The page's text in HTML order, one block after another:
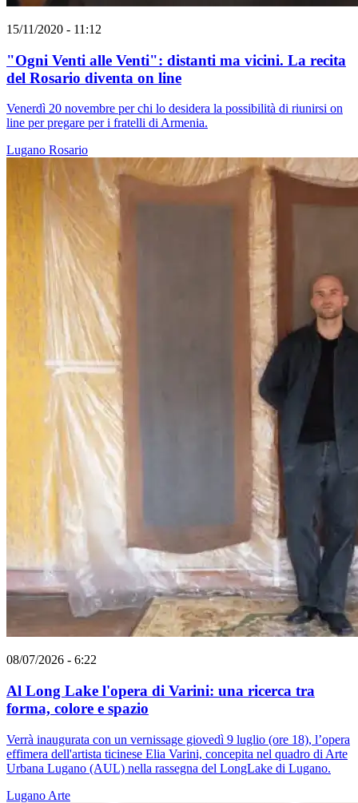
15/11/2020 - 11:12
"Ogni Venti alle Venti": distanti ma vicini. La recita
del Rosario diventa on line
Venerdì 20 novembre per chi lo desidera la possibilità di riunirsi on
line per pregare per i fratelli di Armenia.
Lugano Rosario
08/07/2026 - 6:22
Al Long Lake l'opera di Varini: una ricerca tra
forma, colore e spazio
Verrà inaugurata con un vernissage giovedì 9 luglio (ore 18), l’opera
effimera dell'artista ticinese Elia Varini, concepita nel quadro di Arte
Urbana Lugano (AUL) nella rassegna del LongLake di Lugano.
Lugano Arte